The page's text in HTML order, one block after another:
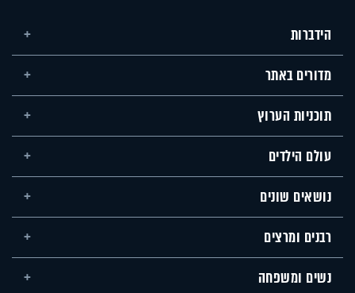
הידברות
מדורים באתר
תוכניות הערוץ
עולם הילדים
נושאים שונים
רבנים ומרצים
נשים ומשפחה